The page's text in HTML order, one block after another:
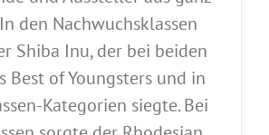
den Nachwuchsklassen
Shiba Inu, der bei beiden
Best of Youngsters und in
Kategorien siegte. Bei